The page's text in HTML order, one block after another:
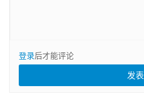
登录后才能评论